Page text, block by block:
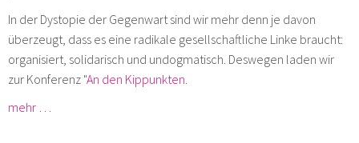
In der Dystopie der Gegenwart sind wir mehr denn je davon
überzeugt, dass es eine radikale gesellschaftliche Linke braucht:
organisiert, solidarisch und undogmatisch. Deswegen laden wir
zur Konferenz "An den Kippunkten.
mehr …